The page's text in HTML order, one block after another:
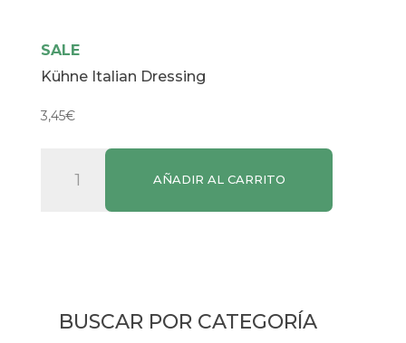
SALE
Kühne Italian Dressing
3,45€
Italian
AÑADIR AL CARRITO
BUSCAR POR CATEGORÍA